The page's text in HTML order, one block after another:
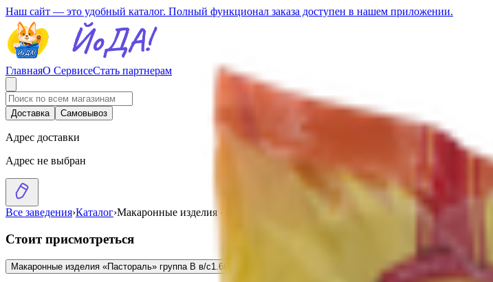
Наш сайт — это удобный каталог. Полный функционал заказа доступен в нашем приложении.
ГлавнаяО СервисеСтать партнерам
Доставка Самовывоз
Адрес доставки
Адрес не выбран
Все заведения›Каталог›Макаронные изделия «Пастораль» паутинка гр.В в/с
Стоит присмотреться
Макаронные изделия «Пастораль» группа В в/с1.66